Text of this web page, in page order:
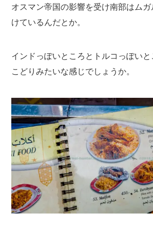
オスマン帝国の影響を受け南部はム
けているんだとか。
インドっぽいところとトルコっぽいと
こどりみたいな感じでしょうか。